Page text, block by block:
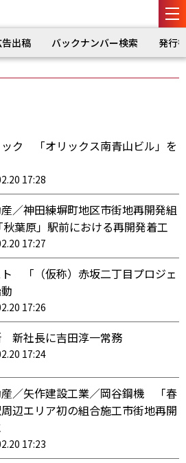
出稿 バックナンバー検索 発行
ック 「オリックス南青山ビル」を
17:28
／神田練塀町地区市街地再開発組
葉原」駅前における再開発着工
17:27
「（仮称）赤坂二丁目プロジェ
17:26
新社長に吉田淳一常務
17:24
／矢作建設工業／岡谷鋼機 「春
辺エリア初の組合施工市街地再開
17:23